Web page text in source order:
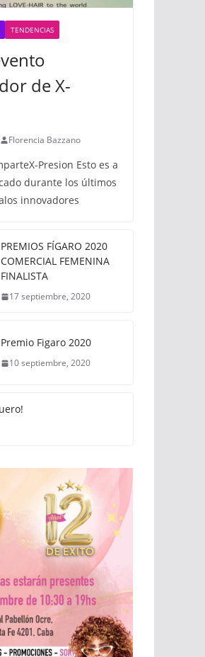
TENDENCIAS
de X-
Florencia Bazzano
Presion Esto es a
durante los últimos
innovadores
PREMIOS FÍGARO 2020
COMERCIAL FEMENINA
FINALISTA
17 septiembre, 2020
Premio Figaro 2020
10 septiembre, 2020